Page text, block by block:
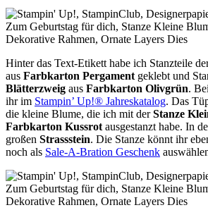
Hinter das Text-Etikett habe ich Stanzteile
aus Farbkarton Pergament geklebt und
Blätterzweig aus Farbkarton Olivgrün.
ihr im Stampin’ Up!® Jahreskatalog. Das
die kleine Blume, die ich mit derStanze
Farbkarton Kussrot ausgestanzt habe. In
großen Strassstein. Die Stanze könnt ihr
noch als Sale-A-Bration Geschenk